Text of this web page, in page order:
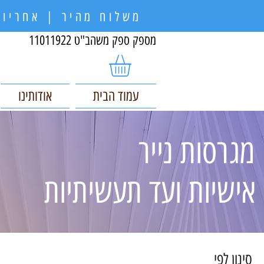
משלוח מהיר |
מספק ספק משהב"ט 11011922
עמוד הבית אודותינו
מגרסות נייר
אישיות ועד תעשיתיות
סינון לפי